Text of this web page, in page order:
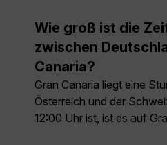
Wie groß ist die
zwischen
Canaria?
Gran Canaria liegt eine
Österreich und der
12:00 Uhr ist, ist es auf